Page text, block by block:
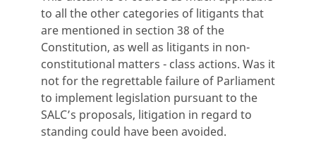
to all the other categories of litigants that
are mentioned in section 38 of the
Constitution, as well as litigants in non-
constitutional matters - class actions. Was it
not for the regrettable failure of Parliament
to implement legislation pursuant to the
SALC’s proposals, litigation in regard to
standing could have been avoided.